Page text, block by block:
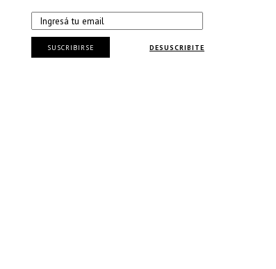
DESUSCRIBITE
SUSCRIBIRSE